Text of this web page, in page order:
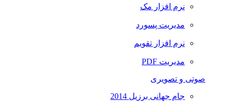
نرم افزار مک
مدیریت پسورد
نرم افزار تقویم
مدیریت PDF
صوتی و تصویری
جام جهانی برزیل 2014